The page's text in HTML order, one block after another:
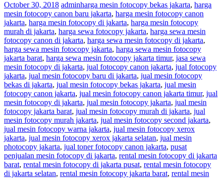
October 30, 2018 adminharga mesin fotocopy bekas jakarta, harga
mesin fotocopy canon baru jakarta, harga mesin fotocopy canon
jakarta, harga mesin fotocopy di jakarta, harga mesin fotocopy
murah di jakarta, harga sewa fotocopy jakarta, harga sewa mesin
fotocopy canon di jakarta, harga sewa mesin fotocopy di jakarta,
harga sewa mesin fotocopy jakarta, harga sewa mesin fotocopy
jakarta barat, harga sewa mesin fotocopy jakarta timur, jasa sewa
mesin fotocopy di jakarta, jual fotocopy canon jakarta, jual fotocopy
jakarta, jual mesin fotocopy baru di jakarta, jual mesin fotocopy
bekas di jakarta, jual mesin fotocopy bekas jakarta, jual mesin
fotocopy canon jakarta, jual mesin fotocopy canon jakarta timur, jual
mesin fotocopy di jakarta, jual mesin fotocopy jakarta, jual mesin
fotocopy jakarta barat, jual mesin fotocopy murah di jakarta, jual
mesin fotocopy murah jakarta, jual mesin fotocopy second jakarta,
jual mesin fotocopy warna jakarta, jual mesin fotocopy xerox
jakarta, jual mesin fotocopy xerox jakarta selatan, jual mesin
photocopy jakarta, jual toner fotocopy canon jakarta, pusat
penjualan mesin fotocopy di jakarta, rental mesin fotocopy di jakarta
barat, rental mesin fotocopy di jakarta pusat, rental mesin fotocopy
di jakarta selatan, rental mesin fotocopy jakarta barat, rental mesin